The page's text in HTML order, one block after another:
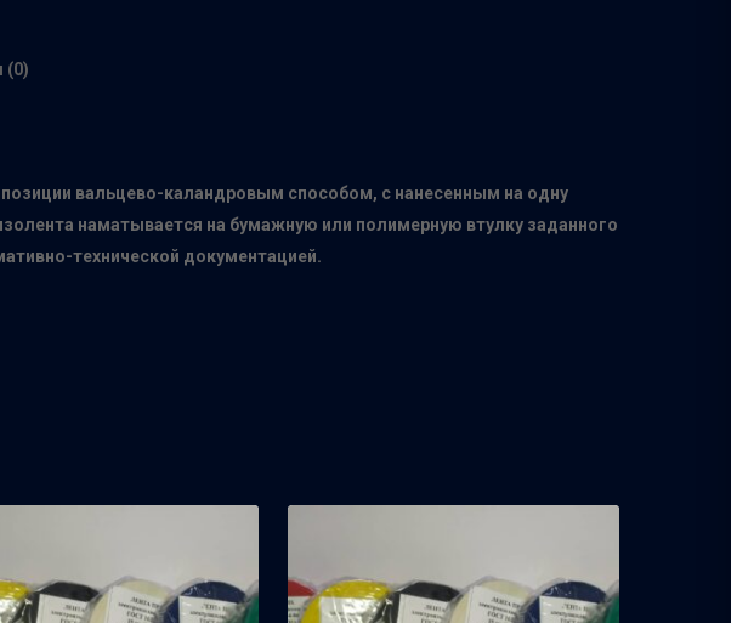
(0)
вальцево-каландровым способом, с нанесенным на одну
наматывается на бумажную или полимерную втулку заданного
технической документацией.